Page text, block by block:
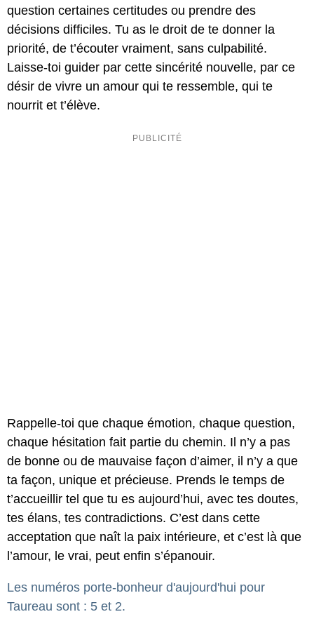
question certaines certitudes ou prendre des
décisions difficiles. Tu as le droit de te donner la
priorité, de t’écouter vraiment, sans culpabilité.
Laisse-toi guider par cette sincérité nouvelle, par ce
désir de vivre un amour qui te ressemble, qui te
nourrit et t’élève.
Rappelle-toi que chaque émotion, chaque question,
chaque hésitation fait partie du chemin. Il n’y a pas
de bonne ou de mauvaise façon d’aimer, il n’y a que
ta façon, unique et précieuse. Prends le temps de
t’accueillir tel que tu es aujourd’hui, avec tes doutes,
tes élans, tes contradictions. C’est dans cette
acceptation que naît la paix intérieure, et c’est là que
l’amour, le vrai, peut enfin s’épanouir.
Les numéros porte-bonheur d'aujourd'hui pour
Taureau sont : 5 et 2.